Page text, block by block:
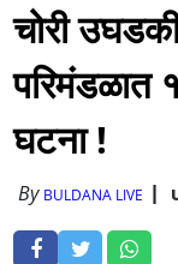
चोरी
परिमंडळात
घटना !
By BULDANA LIVE